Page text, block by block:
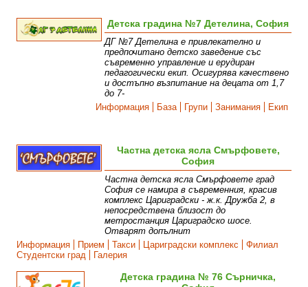
Детска градина №7 Детелина, София
ДГ №7 Детелина е привлекателно и
предпочитано детско заведение със
съвременно управление и ерудиран
педагогически екип. Осигурява качествено
и достъпно възпитание на децата от 1,7
до 7-
Информация
База Групи Занимания Екип
Частна детска ясла Смърфовете,
София
Частна детска ясла Смърфовете град
София се намира в съвременния, красив
комплекс Цариградски - ж.к. Дружба 2, в
непосредствена близост до
метростанция Цариградско шосе.
Отварят допълнит
Информация
Прием Такси Цариградски комплекс
Филиал
Студентски град
Галерия
Детска градина № 76 Сърничка,